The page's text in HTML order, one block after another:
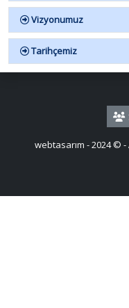
Vizyonumuz
Tarihçemiz
webtasarım - 2024 © -